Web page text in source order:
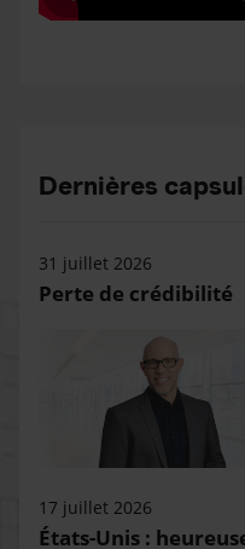
Dernières
31 juillet 2026
Perte de crédibilité
17 juillet 2026
États-Unis :